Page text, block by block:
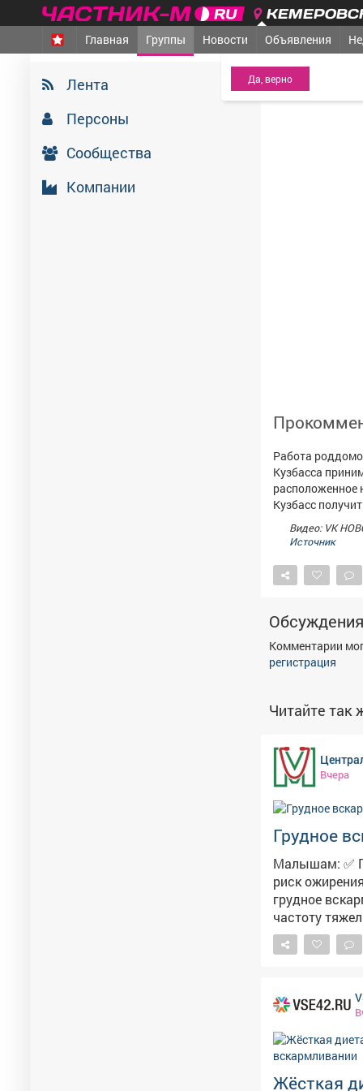
МЕЖДУРЕЧЕНСК -
Главная Группы Новости Объявления
Лента
Персоны
Сообщества
Компании
2 июля 2026
Работа
Кузбасса
расположенное
Кузбасс
Видео: VK
Источник
Обсуждения
Комментарии
регистрация
Читайте так
Вчера
Грудное
Малышам: ✅ Профилактика метаболических нарушений. Длительное ГВ снижает
риск ожирения в
грудное
частоту
олигосахаридам в молоке Мамам: ✅
тренировки Грудное вскармливание - это эволюционный механизм с доказанными
современные
строится на
Жёсткая